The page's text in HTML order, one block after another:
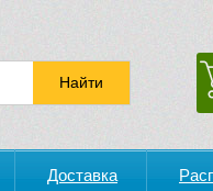
Доставка